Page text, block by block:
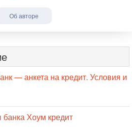
Об авторе
— анкета на кредит. Условия и
Хоум кредит